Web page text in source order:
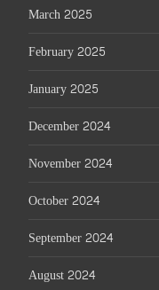
March 2025
February 2025
January 2025
December 2024
November 2024
October 2024
September 2024
August 2024